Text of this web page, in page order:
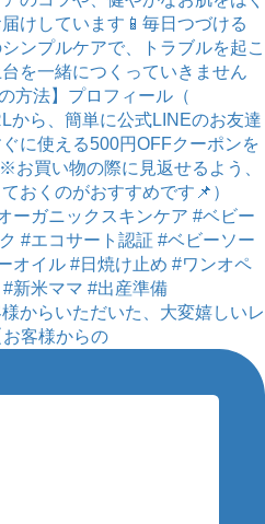
からいただいた、大変嬉しいレ
お客様からの